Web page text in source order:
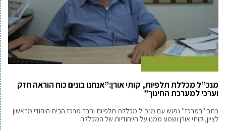
30 ביולי 2015 כתב אורח
מנכ”ל מכללת תלפיות, קותי אורן:”אנחנו בונים כוח הוראה חזק
וערכי למערכת החינוך”
כתב ''במרכז'' נפגש עם מנכ"ל מכללת תלפיות וחבר מרכז הבית היהודי מראשון
לציון, קותי אורן ושמע ממנו על הייחודיות של המכללה